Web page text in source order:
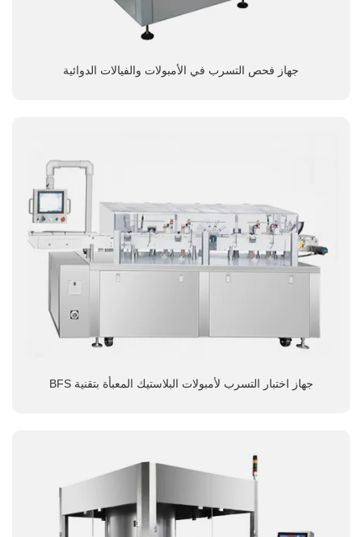
جهاز فحص التسرب في الأمبولات والفيالات الدوائية
جهاز اختبار التسرب لأمبولات البلاستيك المعبأة بتقنية BFS